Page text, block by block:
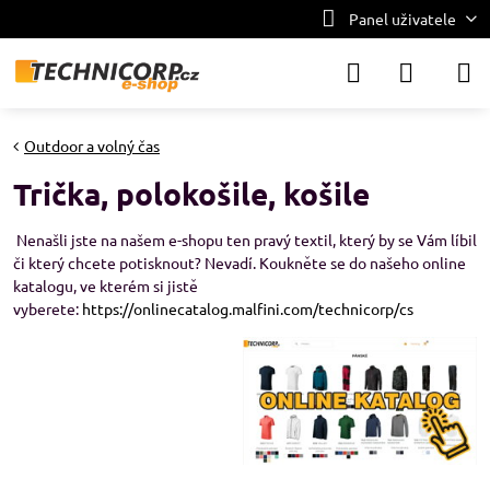
Panel uživatele
Outdoor a volný čas
Trička, polokošile, košile
Nenašli jste na našem e-shopu ten pravý textil, který by se Vám líbil
či který chcete potisknout? Nevadí. Koukněte se do našeho online
katalogu, ve kterém si jistě
vyberete: https://onlinecatalog.malfini.com/technicorp/cs